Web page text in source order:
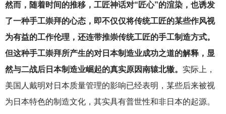
然而，随着时间的推移，工匠神话对“匠心”的渲染，也诱发
了一种手工崇拜的心态，即不仅仅将传统工匠的某些作风视
为有益的工作伦理，还连带推崇传统工匠的手工制造方式。
但这种手工崇拜所产生的对日本制造业成功之道的解释，显
然与二战后日本制造业崛起的真实原因南辕北辙。 实际上，
美国人戴明对日本质量管理的影响已经表明，某些后来被视
为日本特色的制造文化，其实具有普世性和非日本的起源。